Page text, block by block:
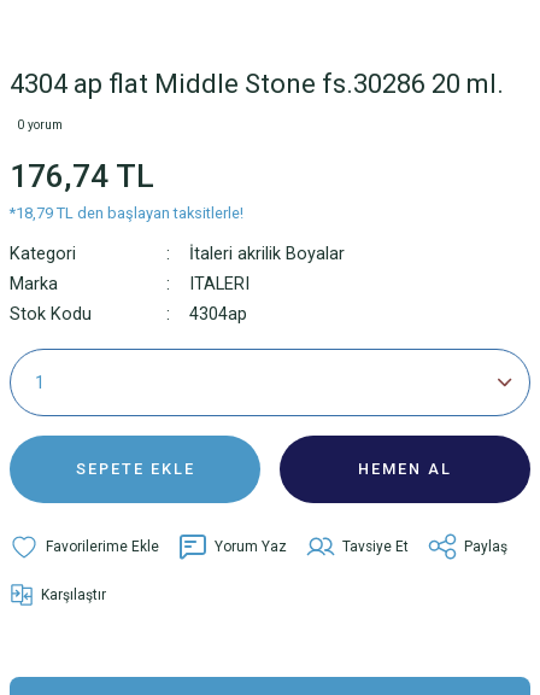
4304 ap flat Middle Stone fs.30286 20 ml.
0 yorum
176,74 TL
*18,79 TL den başlayan taksitlerle!
Kategori
İtaleri akrilik Boyalar
Marka
ITALERI
Stok Kodu
4304ap
SEPETE EKLE HEMEN AL
Yorum Yaz Tavsiye Et Paylaş
Karşılaştır